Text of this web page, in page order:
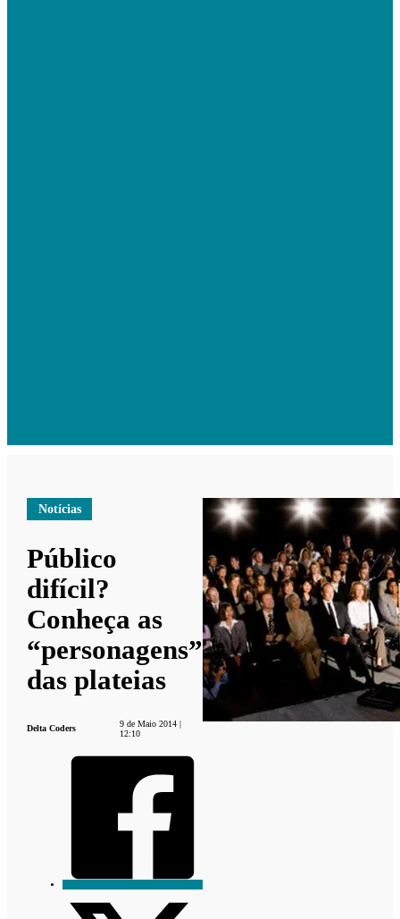
Notícias
Público
difícil?
Conheça as
“personagens”
das plateias
Delta Coders
9 de Maio 2014 |
12:10